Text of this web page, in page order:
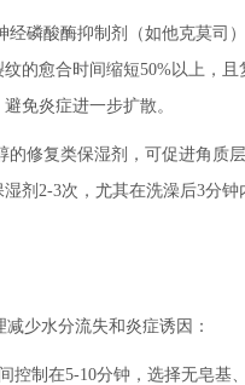
经磷酸酶抑制剂（如他克莫司
的愈合时间缩短50%以上，
免炎症进一步扩散。
修复类保湿剂，可促进角质层
剂2-3次，尤其在洗澡后3分钟
少水分流失和炎症诱因：
控制在5-10分钟，选择无皂基